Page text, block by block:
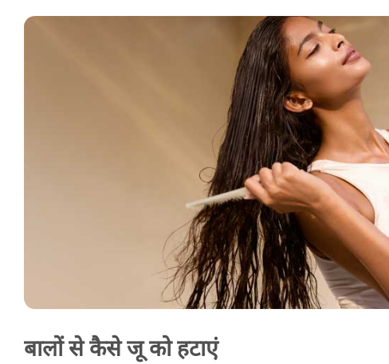
बालों से कैसे जू को हटाएं